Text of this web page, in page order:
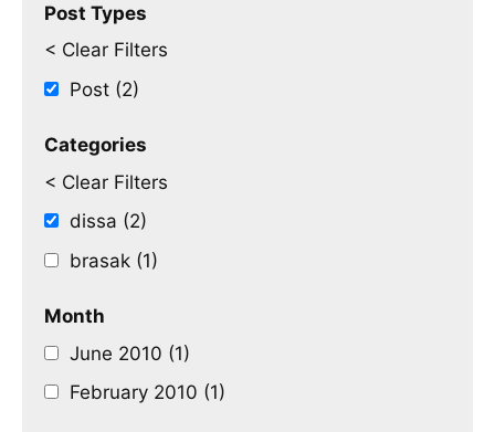
Post Types
< Clear Filters
Post (2)
Categories
< Clear Filters
dissa (2)
brasak (1)
Month
June 2010 (1)
February 2010 (1)